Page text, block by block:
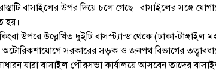
বাসাইলের উপর দিয়ে চলে গেছে। বাসাইলের সঙ্গে
হয়।
উপরে উল্লেখিত দুইটি বাসস্ট্যান্ড থেকে (ঢাকা-টাঙ্গাইল
অটোরিকশাযোগে সরকারের সড়ক ও জনপথ বিভাগের
যারা বাসাইল পৌরসভা কার্যালয়ে আসবেন তাদের